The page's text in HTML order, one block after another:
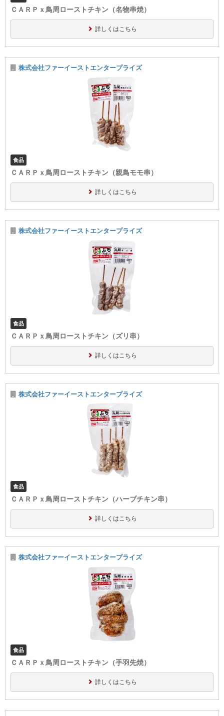
ＣＡＲＰｘ鳥周ローストチキン（名物串焼）
詳しくはこちら
株式会社ファーイーストエンタープライズ
食品
ＣＡＲＰｘ鳥周ローストチキン（親鳥モモ串）
詳しくはこちら
株式会社ファーイーストエンタープライズ
食品
ＣＡＲＰｘ鳥周ローストチキン（ズリ串）
詳しくはこちら
株式会社ファーイーストエンタープライズ
食品
ＣＡＲＰｘ鳥周ローストチキン（ハーブチキン串）
詳しくはこちら
株式会社ファーイーストエンタープライズ
食品
ＣＡＲＰｘ鳥周ローストチキン（手羽先焼）
詳しくはこちら